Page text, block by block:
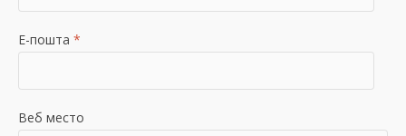
Е-пошта *
Веб место